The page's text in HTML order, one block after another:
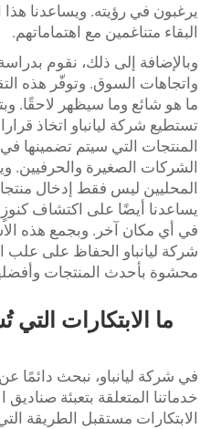
يرغبون في رؤيته. ويساعدنا
البقاء متناغمين مع اهتماماتهم.
وبالإضافة إلى ذلك، نقوم بدراسة
واتجاهات السوق. وتوفّر هذه
ما هو شائع وما سيظهر لاحقًا.
تستطيع شركة ليانباو اتخاذ
المنتجات التي سيتم تضمينها في
الشركات الصغيرة والحرفيين.
المحليين ليس فقط إدخال
يساعدنا أيضًا على اكتشاف كنوزٍ
في أي مكان آخر. وبجمع هذه
شركة ليانباو الحفاظ على علب
محشوة بأحدث المنتجات
ما الابتكارات
في شركة ليانباو، نبحث دائمًا
خدماتنا المتعلقة بتعبئة
الابتكارات مستقبل الطريقة